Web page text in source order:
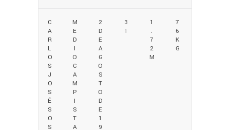
C
A
R
L
O
S
J
O
S
É
S
O
S
M
E
D
I
O
C
A
M
P
I
S
T
A
2
D
E
A
G
O
S
T
O
D
E
1
9
3
1
1
.
7
2
M
7
6
K
G